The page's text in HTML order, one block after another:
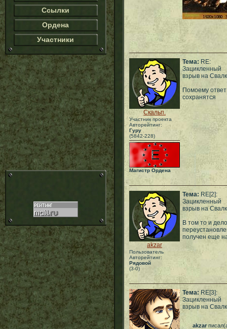
Ссылки
Ордена
Участники
Скальп.
Участник проекта
Авторейтинг:
Гуру
(5842-228)
Магистр Ордена
Тема: RE:
Зацикленный
взрыв на
Помоему
сохранятся
akzar
Пользователь
Авторейтинг:
Рядовой
(3-0)
Тема: RE[2]:
Зацикленный
взрыв на
В том то и
получен еще
Тема: RE[3]:
Зацикленный
взрыв на
akzar